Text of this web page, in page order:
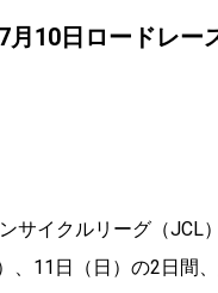
10日ロードレ
サイクルリーグ（
、11日（日）の2日間